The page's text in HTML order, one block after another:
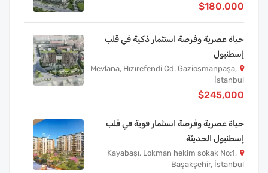
$180,000
حياة عصرية وفرصة استثمار ذكية في قلب
إسطنبول
Mevlana, Hızırefendi Cd. Gaziosmanpaşa,
İstanbul
$245,000
حياة عصرية وفرصة استثمار قوية في قلب
إسطنبول الحديثة
Kayabaşı, Lokman hekim sokak No:1,
Başakşehir, İstanbul